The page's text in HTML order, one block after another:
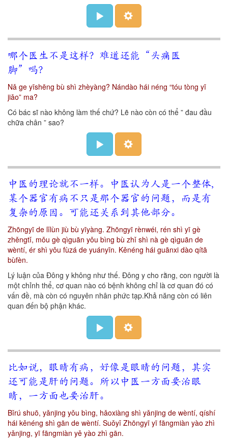
哪个医生不是这样？难道还能“头痛医
脚”吗？
Nǎ ge yīshēng bù shì zhèyàng? Nándào hái néng “tóu tòng yī
jiǎo” ma?
Có bác sĩ nào không làm thế chứ? Lẽ nào còn có thể ” đau đầu
chữa chân ” sao?
中医的理论就不一样。中医认为人是一个整体,
某个器官有病不只是那个器官的问题，而是有
复杂的原因。可能还关系到其他部分。
Zhōngyī de lǐlùn jiù bù yīyàng. Zhōngyī rènwéi, rén shì yī gè
zhěngtǐ, mǒu gè qìguān yǒu bìng bù zhǐ shì nà gè qìguān de
wèntí, ér shì yǒu fùzá de yuányīn. Kěnéng hái guānxi dào qítā
bùfèn.
Lý luận của Đông y không như thế. Đông y cho rằng, con người là
một chỉnh thể, cơ quan nào có bệnh không chỉ là cơ quan đó có
vấn đề, mà còn có nguyên nhân phức tạp.Khả năng còn có liên
quan đến bộ phận khác.
比如说，眼睛有病，好像是眼睛的问题，其实
还可能是肝的问题。所以中医一方面要治眼
睛，一方面也要治肝。
Bǐrú shuō, yǎnjing yǒu bìng, hǎoxiàng shì yǎnjing de wèntí, qíshí
hái kěnéng shì gān de wèntí. Suǒyǐ Zhōngyī yī fāngmiàn yào zhì
yǎnjing, yī fāngmiàn yě yào zhì gān.